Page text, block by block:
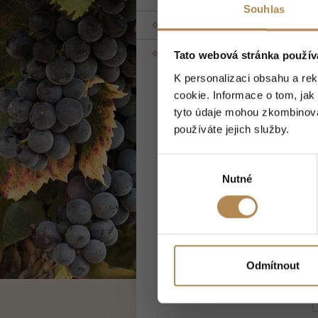
Souhlas
Tato webová stránka
K personalizaci obsahu a
cookie. Informace o tom,
tyto údaje mohou
používáte jejich služby.
Nutné
Odmítnout
Wide
wines
Red wines
SPARKLING WINE